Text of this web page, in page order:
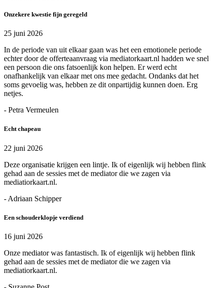
Onzekere kwestie fijn geregeld
25 juni 2026
In de periode van uit elkaar gaan was het een emotionele periode
echter door de offerteaanvraag via mediatorkaart.nl hadden we snel
een persoon die ons fatsoenlijk kon helpen. Er werd echt
onafhankelijk van elkaar met ons mee gedacht. Ondanks dat het
soms gevoelig was, hebben ze dit onpartijdig kunnen doen. Erg
netjes.
- Petra Vermeulen
Echt chapeau
22 juni 2026
Deze organisatie krijgen een lintje. Ik of eigenlijk wij hebben flink
gehad aan de sessies met de mediator die we zagen via
mediatiorkaart.nl.
- Adriaan Schipper
Een schouderklopje verdiend
16 juni 2026
Onze mediator was fantastisch. Ik of eigenlijk wij hebben flink
gehad aan de sessies met de mediator die we zagen via
mediatiorkaart.nl.